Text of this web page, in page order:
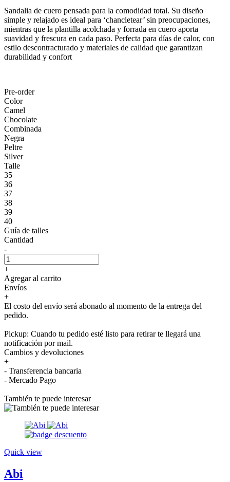
Sandalia de cuero pensada para la comodidad total. Su diseño
simple y relajado es ideal para ‘chancletear’ sin preocupaciones,
mientras que la plantilla acolchada y forrada en cuero aporta
suavidad y frescura en cada paso. Perfecta para días de calor, con
estilo descontracturado y materiales de calidad que garantizan
durabilidad y confort
Pre-order
Color
Camel
Chocolate
Combinada
Negra
Peltre
Silver
Talle
35
36
37
38
39
40
Guía de talles
Cantidad
-
+
Agregar al carrito
Envíos
+
El costo del envío será abonado al momento de la entrega del
pedido.
Pickup: Cuando tu pedido esté listo para retirar te llegará una
notificación por mail.
Cambios y devoluciones
+
- Transferencia bancaria
- Mercado Pago
También te puede interesar
Quick view
Abi